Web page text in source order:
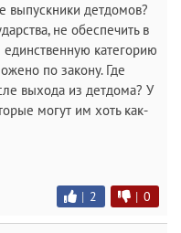
выпускники детдомов?
не обеспечить в
категорию
по закону. Где
выхода из детдома? У
могут им хоть как-
| 2 | 0